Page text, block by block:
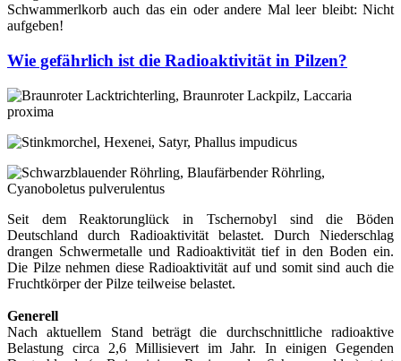
Schwammerlkorb auch das ein oder andere Mal leer bleibt: Nicht
aufgeben!
Wie gefährlich ist die Radioaktivität in Pilzen?
Seit dem Reaktorunglück in Tschernobyl sind die Böden
Deutschland durch Radioaktivität belastet. Durch Niederschlag
drangen Schwermetalle und Radioaktivität tief in den Boden ein.
Die Pilze nehmen diese Radioaktivität auf und somit sind auch die
Fruchtkörper der Pilze teilweise belastet.
Generell
Nach aktuellem Stand beträgt die durchschnittliche radioaktive
Belastung circa 2,6 Millisievert im Jahr. In einigen Gegenden